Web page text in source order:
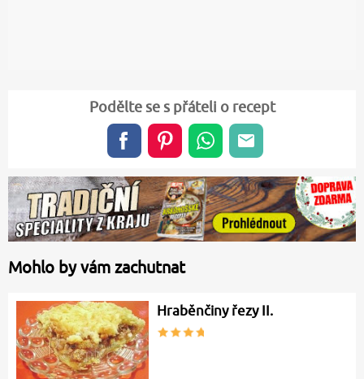
Podělte se s přáteli o recept
Mohlo by vám zachutnat
Hraběnčiny řezy II.